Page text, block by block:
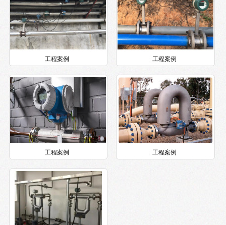
工程案例 工程案例
工程案例 工程案例